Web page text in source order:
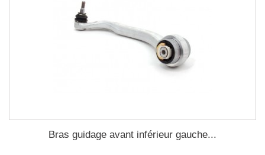
Bras guidage avant inférieur gauche...